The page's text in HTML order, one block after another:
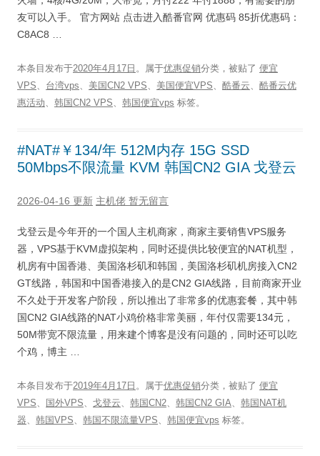
友可以入手。 官方网站 点击进入酷番官网 优惠码 85折优惠码：
C8AC8 …
本条目发布于2020年4月17日 。属于优惠促销分类，被贴了 便宜
VPS、 台湾vps、 美国CN2 VPS、 美国便宜VPS、 酷番云、 酷番云优
惠活动、 韩国CN2 VPS、 韩国便宜vps 标签。
#NAT#￥134/年 512M内存 15G SSD
50Mbps不限流量 KVM 韩国CN2 GIA 戈登云
2026-04-16 更新 主机佬 暂无留言
戈登云是今年开的一个国人主机商家，商家主要销售VPS服务
器，VPS基于KVM虚拟架构，同时还提供比较便宜的NAT机型，
机房有中国香港、美国洛杉矶和韩国，美国洛杉矶机房接入CN2
GT线路，韩国和中国香港接入的是CN2 GIA线路，目前商家开业
不久处于开发客户阶段，所以推出了非常多的优惠套餐，其中韩
国CN2 GIA线路的NAT小鸡价格非常美丽，年付仅需要134元，
50M带宽不限流量，用来建个博客是没有问题的，同时还可以吃
个鸡，博主 …
本条目发布于2019年4月17日 。属于优惠促销分类，被贴了 便宜
VPS、 国外VPS、 戈登云、 韩国CN2、 韩国CN2 GIA、 韩国NAT机
器、 韩国VPS、 韩国不限流量VPS、 韩国便宜vps 标签。